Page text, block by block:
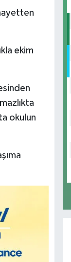
ekim
okulun